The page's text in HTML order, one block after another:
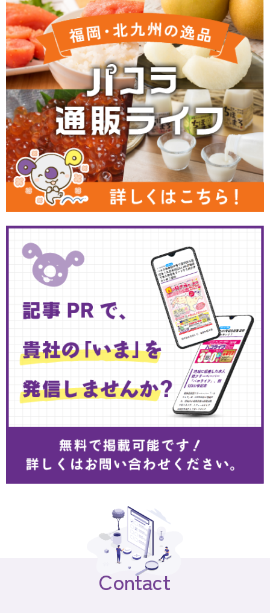
Contact